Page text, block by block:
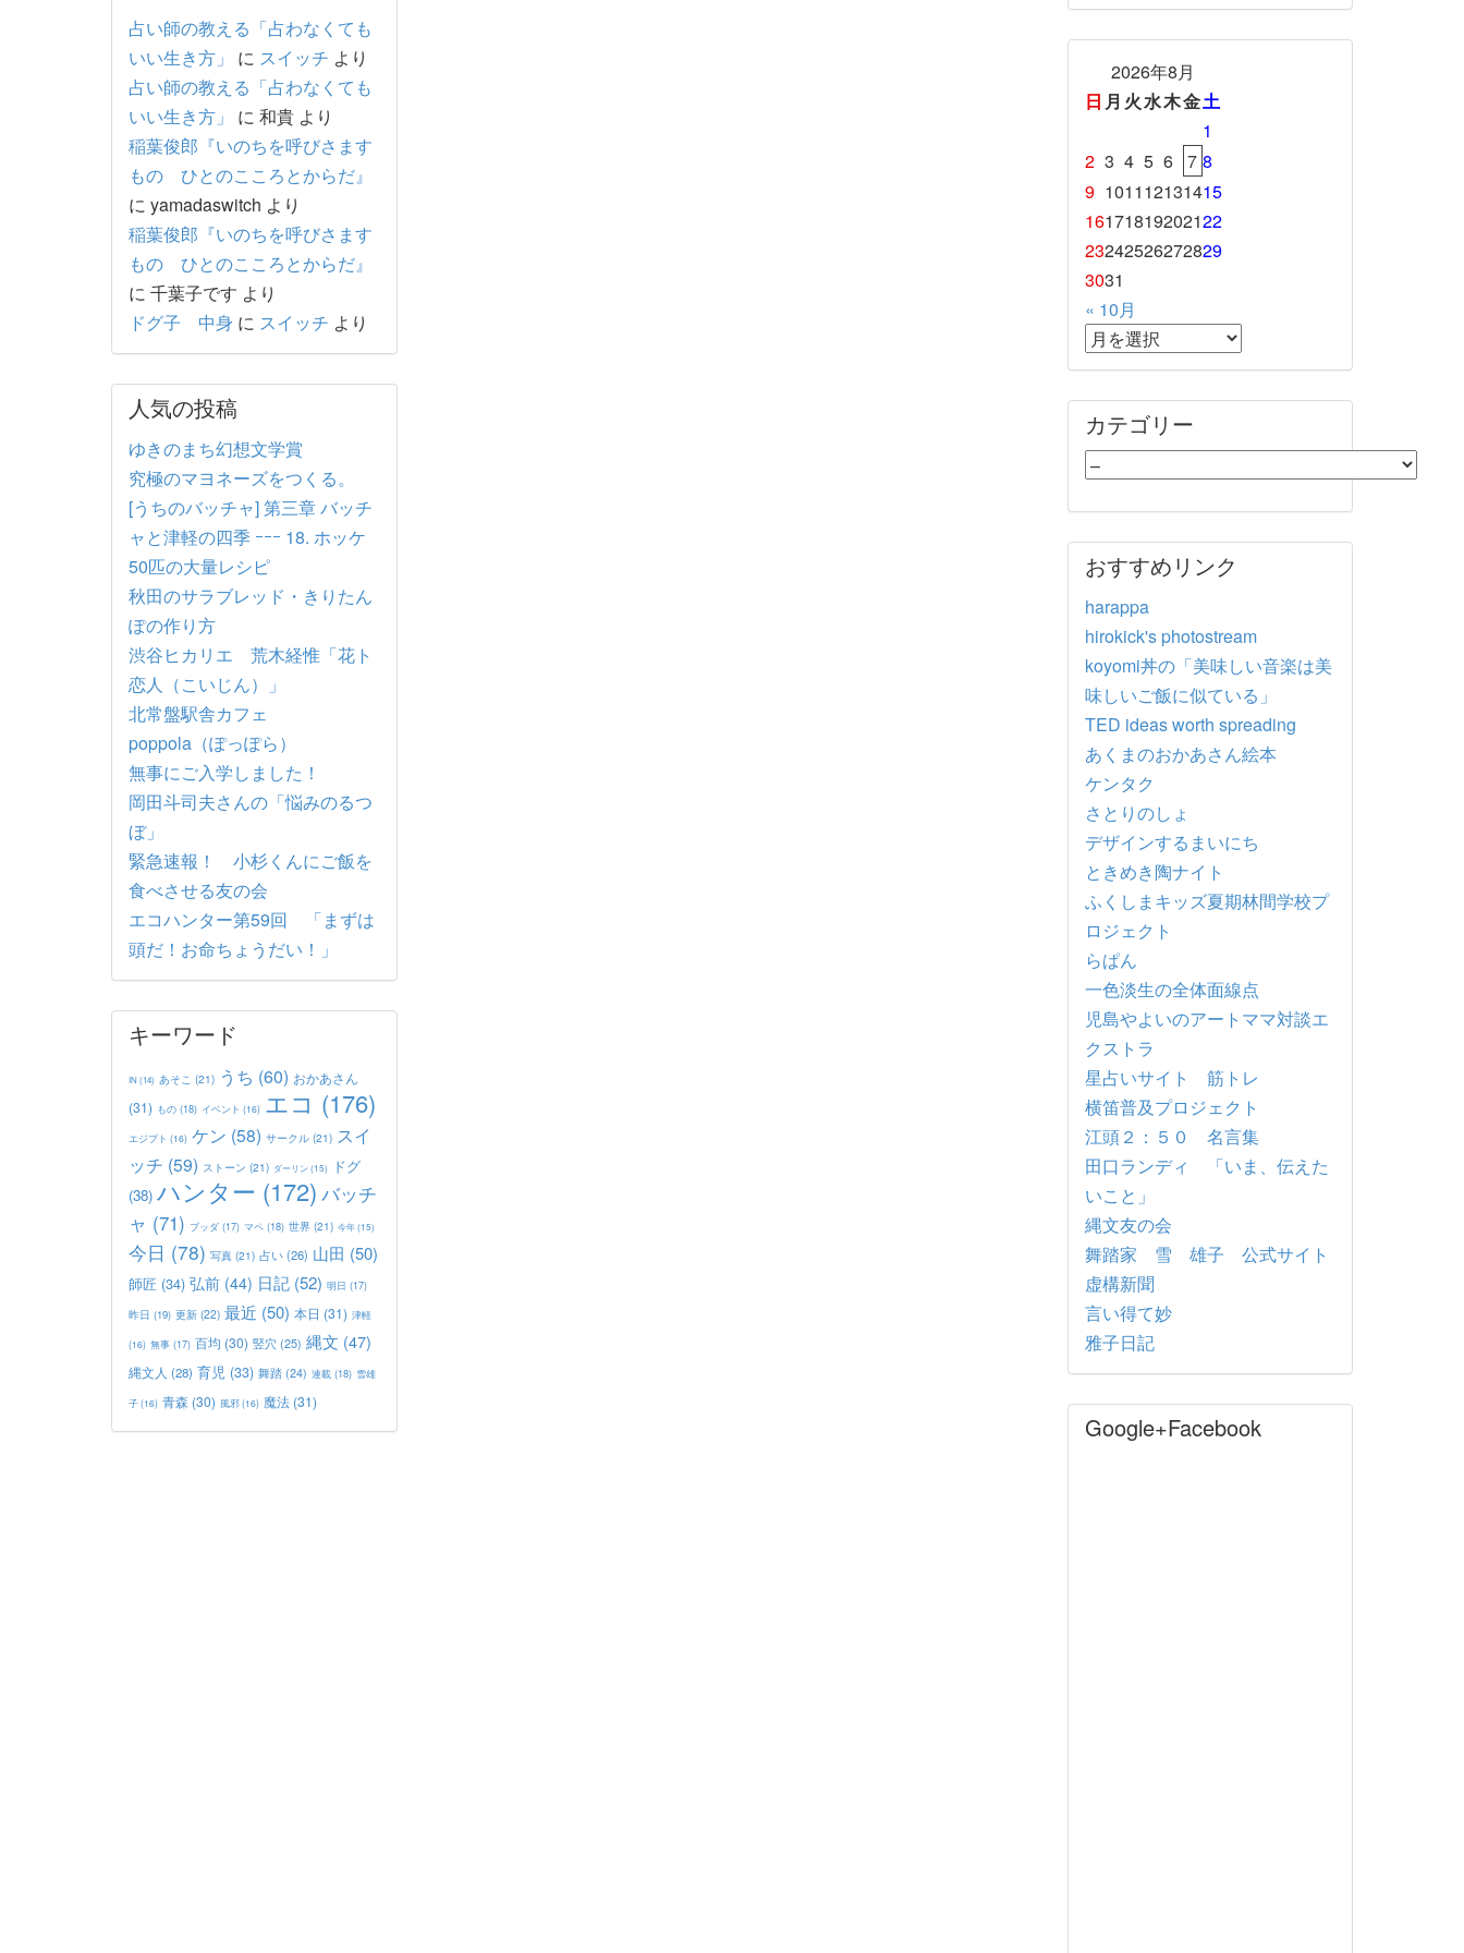
占い師の教える「占わなくても
いい生き方」
に スイッチ より
占い師の教える「占わなくても
いい生き方」
に 和貴 より
稲葉俊郎『いのちを呼びさます
もの ひとのこころとからだ』
に yamadaswitch より
稲葉俊郎『いのちを呼びさます
もの ひとのこころとからだ』
に 千葉子です より
ドグ子 中身 に スイッチ より
人気の投稿
ゆきのまち幻想文学賞
究極のマヨネーズをつくる。
[うちのバッチャ] 第三章 バッチ
ャと津軽の四季 ｰｰｰ 18. ホッケ
50匹の大量レシピ
秋田のサラブレッド・きりたん
ぽの作り方
渋谷ヒカリエ 荒木経惟「花ト
恋人（こいじん）」
北常盤駅舎カフェ
poppola（ぽっぽら）
無事にご入学しました！
岡田斗司夫さんの「悩みのるつ
ぼ」
緊急速報！ 小杉くんにご飯を
食べさせる友の会
エコハンター第59回 「まずは
頭だ！お命ちょうだい！」
キーワード
IN(14) あそこ (21) うち (60) おかあさん
(31) もの (18) イベント (16) エコ (176)
エジプト (16) ケン (58) サークル (21) スイ
ッチ (59) ストーン (21) ダーリン(15)
ドグ
(38) ハンター (172) バッチ
ャ (71) ブッダ (17) マペ (18) 世界 (21) 今年(15)
今日 (78) 写真 (21) 占い(26) 山田 (50)
師匠 (34) 弘前 (44) 日記 (52) 明日 (17)
昨日 (19) 更新 (22) 最近 (50) 本日 (31) 津軽
(16) 無事 (17) 百均 (30) 竪穴 (25) 縄文 (47)
縄文人 (28) 育児 (33) 舞踏 (24) 連載 (18) 雪雄
子(16) 青森 (30) 風邪(16) 魔法 (31)
2026年8月
日 月 火水木金土
1
2 3 4 5 6 7 8
9 101112131415
16171819202122
23242526272829
3031
« 10月
カテゴリー
おすすめリンク
harappa
hirokick's photostream
koyomi丼の「美味しい音楽は美
味しいご飯に似ている」
TED ideas worth spreading
あくまのおかあさん絵本
ケンタク
さとりのしょ
デザインするまいにち
ときめき陶ナイト
ふくしまキッズ夏期林間学校プ
ロジェクト
らぱん
一色淡生の全体面線点
児島やよいのアートママ対談エ
クストラ
星占いサイト 筋トレ
横笛普及プロジェクト
江頭２：５０ 名言集
田口ランディ 「いま、伝えた
いこと」
縄文友の会
舞踏家 雪 雄子 公式サイト
虚構新聞
言い得て妙
雅子日記
Google+Facebook